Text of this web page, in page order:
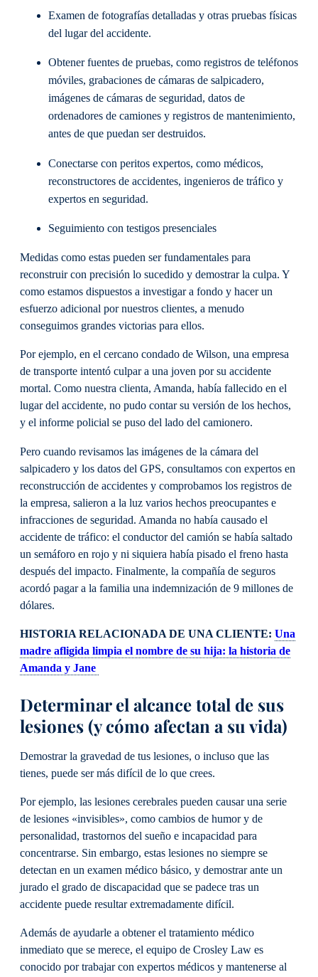
Examen de fotografías detalladas y otras pruebas físicas
del lugar del accidente.
Obtener fuentes de pruebas, como registros de teléfonos
móviles, grabaciones de cámaras de salpicadero,
imágenes de cámaras de seguridad, datos de
ordenadores de camiones y registros de mantenimiento,
antes de que puedan ser destruidos.
Conectarse con peritos expertos, como médicos,
reconstructores de accidentes, ingenieros de tráfico y
expertos en seguridad.
Seguimiento con testigos presenciales
Medidas como estas pueden ser fundamentales para
reconstruir con precisión lo sucedido y demostrar la culpa. Y
como estamos dispuestos a investigar a fondo y hacer un
esfuerzo adicional por nuestros clientes, a menudo
conseguimos grandes victorias para ellos.
Por ejemplo, en el cercano condado de Wilson, una empresa
de transporte intentó culpar a una joven por su accidente
mortal. Como nuestra clienta, Amanda, había fallecido en el
lugar del accidente, no pudo contar su versión de los hechos,
y el informe policial se puso del lado del camionero.
Pero cuando revisamos las imágenes de la cámara del
salpicadero y los datos del GPS, consultamos con expertos en
reconstrucción de accidentes y comprobamos los registros de
la empresa, salieron a la luz varios hechos preocupantes e
infracciones de seguridad. Amanda no había causado el
accidente de tráfico: el conductor del camión se había saltado
un semáforo en rojo y ni siquiera había pisado el freno hasta
después del impacto. Finalmente, la compañía de seguros
acordó pagar a la familia una indemnización de 9 millones de
dólares.
HISTORIA RELACIONADA DE UNA CLIENTE: Una
madre afligida limpia el nombre de su hija: la historia de
Amanda y Jane
Determinar el alcance total de sus
lesiones (y cómo afectan a su vida)
Demostrar la gravedad de tus lesiones, o incluso que las
tienes, puede ser más difícil de lo que crees.
Por ejemplo, las lesiones cerebrales pueden causar una serie
de lesiones «invisibles», como cambios de humor y de
personalidad, trastornos del sueño e incapacidad para
concentrarse. Sin embargo, estas lesiones no siempre se
detectan en un examen médico básico, y demostrar ante un
jurado el grado de discapacidad que se padece tras un
accidente puede resultar extremadamente difícil.
Además de ayudarle a obtener el tratamiento médico
inmediato que se merece, el equipo de Crosley Law es
conocido por trabajar con expertos médicos y mantenerse al